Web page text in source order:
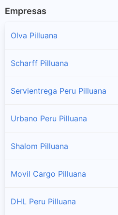
Empresas
Olva Pilluana
Scharff Pilluana
Servientrega Peru Pilluana
Urbano Peru Pilluana
Shalom Pilluana
Movil Cargo Pilluana
DHL Peru Pilluana